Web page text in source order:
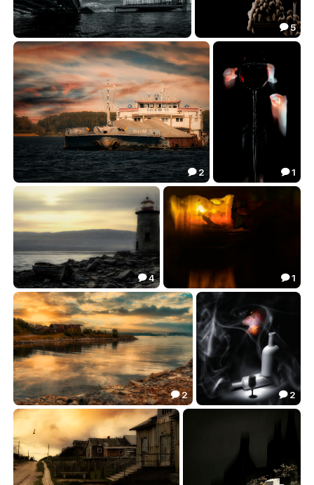
Яуза впадает в Москва-реку.
92.35
Чёрный виноград.

 5
Окский 59.
92.92
 2
Красное вино.
37.26
 1
Старый маяк.
117.28
 4
Свеча и роза.
46.32
 1
Старый ангар.
 120.32
 2
Дымный натюрморт.
 2